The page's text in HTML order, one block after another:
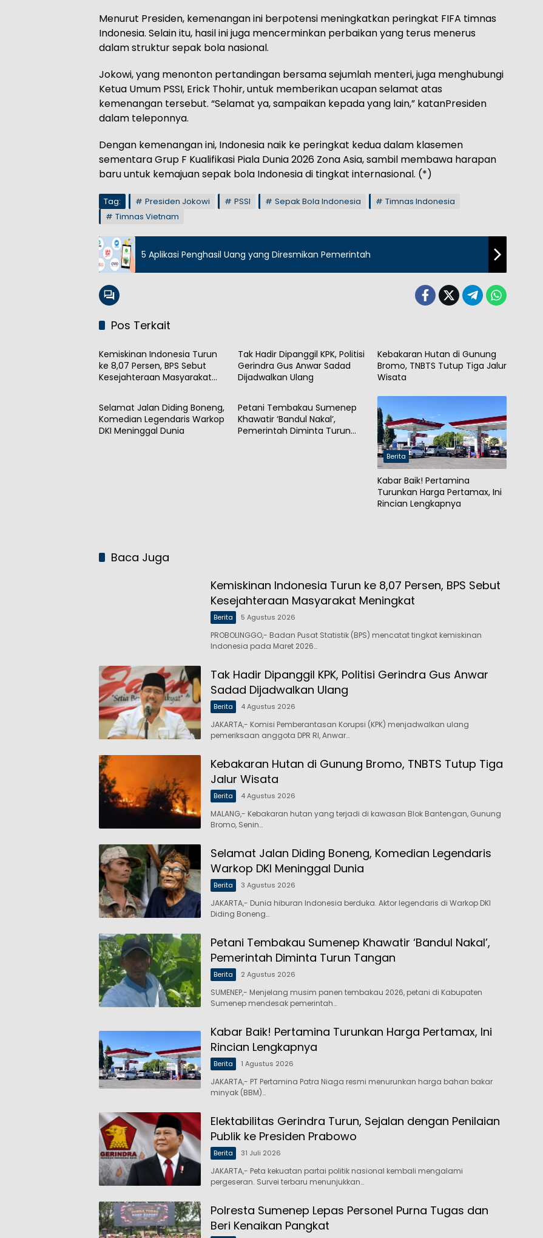
Menurut Presiden, kemenangan ini berpotensi meningkatkan peringkat FIFA timnas
Indonesia. Selain itu, hasil ini juga mencerminkan perbaikan yang terus menerus
dalam struktur sepak bola nasional.
Jokowi, yang menonton pertandingan bersama sejumlah menteri, juga menghubungi
Ketua Umum PSSI, Erick Thohir, untuk memberikan ucapan selamat atas
kemenangan tersebut. “Selamat ya, sampaikan kepada yang lain,” katanPresiden
dalam teleponnya.
Dengan kemenangan ini, Indonesia naik ke peringkat kedua dalam klasemen
sementara Grup F Kualifikasi Piala Dunia 2026 Zona Asia, sambil membawa harapan
baru untuk kemajuan sepak bola Indonesia di tingkat internasional. (*)
Tag: Presiden Jokowi PSSI Sepak Bola Indonesia
Timnas Indonesia
Timnas Vietnam
5 Aplikasi Penghasil Uang yang Diresmikan Pemerintah
Pos Terkait
Berita
Kemiskinan Indonesia Turun
ke 8,07 Persen, BPS Sebut
Kesejahteraan Masyarakat
Tak Hadir Dipanggil KPK, Politisi
Gerindra Gus Anwar Sadad
Dijadwalkan Ulang
Kebakaran Hutan di Gunung
Bromo, TNBTS Tutup Tiga Jalur
Wisata
Berita
Selamat Jalan Diding Boneng,
Komedian Legendaris Warkop
DKI Meninggal Dunia
Berita
Petani Tembakau Sumenep
Khawatir ‘Bandul Nakal’,
Pemerintah Diminta Turun
Berita
Kabar Baik! Pertamina
Turunkan Harga Pertamax, Ini
Rincian Lengkapnya
Baca Juga
Kemiskinan Indonesia Turun ke 8,07 Persen, BPS Sebut
Kesejahteraan Masyarakat Meningkat
Berita 5 Agustus 2026
PROBOLINGGO,- Badan Pusat Statistik (BPS) mencatat tingkat kemiskinan
Indonesia pada Maret 2026…
Tak Hadir Dipanggil KPK, Politisi Gerindra Gus Anwar
Sadad Dijadwalkan Ulang
Berita 4 Agustus 2026
JAKARTA,- Komisi Pemberantasan Korupsi (KPK) menjadwalkan ulang
pemeriksaan anggota DPR RI, Anwar…
Kebakaran Hutan di Gunung Bromo, TNBTS Tutup Tiga
Jalur Wisata
Berita 4 Agustus 2026
MALANG,- Kebakaran hutan yang terjadi di kawasan Blok Bantengan, Gunung
Bromo, Senin…
Selamat Jalan Diding Boneng, Komedian Legendaris
Warkop DKI Meninggal Dunia
Berita 3 Agustus 2026
JAKARTA,- Dunia hiburan Indonesia berduka. Aktor legendaris di Warkop DKI
Diding Boneng…
Petani Tembakau Sumenep Khawatir ‘Bandul Nakal’,
Pemerintah Diminta Turun Tangan
Berita 2 Agustus 2026
SUMENEP,- Menjelang musim panen tembakau 2026, petani di Kabupaten
Sumenep mendesak pemerintah…
Kabar Baik! Pertamina Turunkan Harga Pertamax, Ini
Rincian Lengkapnya
Berita 1 Agustus 2026
JAKARTA,- PT Pertamina Patra Niaga resmi menurunkan harga bahan bakar
minyak (BBM)…
Elektabilitas Gerindra Turun, Sejalan dengan Penilaian
Publik ke Presiden Prabowo
Berita 31 Juli 2026
JAKARTA,- Peta kekuatan partai politik nasional kembali mengalami
pergeseran. Survei terbaru menunjukkan…
Polresta Sumenep Lepas Personel Purna Tugas dan
Beri Kenaikan Pangkat